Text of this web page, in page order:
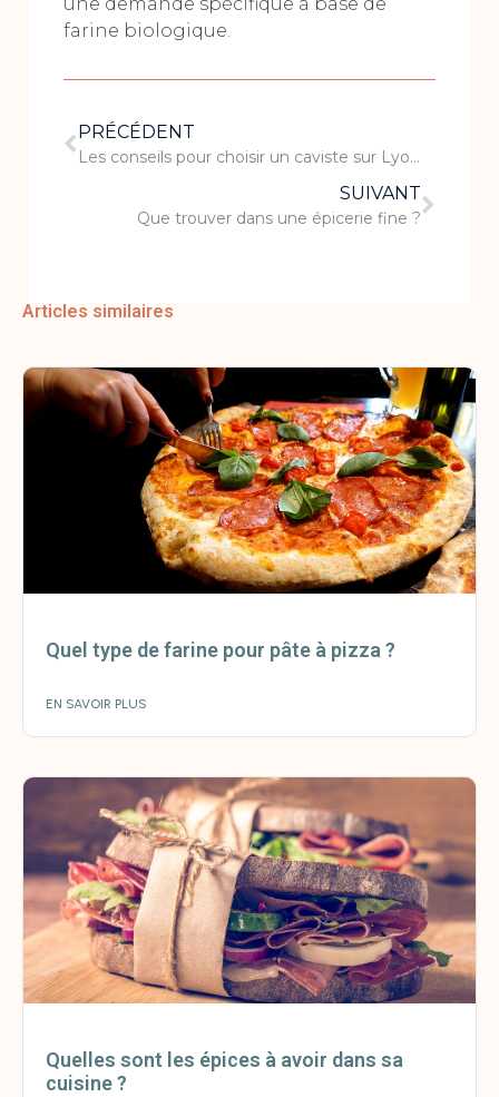
farine biologique.
PRÉCÉDENT
Les conseils pour choisir un caviste sur Lyon 2
SUIVANT
Que trouver dans une épicerie fine ?
Articles similaires
Quel type de farine pour pâte à pizza ?
EN SAVOIR PLUS
Quelles sont les épices à avoir dans sa
cuisine ?